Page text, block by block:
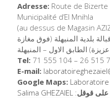
Adresse: Route de
Municipalité d’El Mnihla
(au dessus de Magasin
طريق بنزرت كلم 4,5 قبالة بلدية المنيهلة (فوق مغازة
عزيزة) الطابق الاول – المنيهلة
Tel: 71 555 104 – 26 515
E-mail:
Google Maps:
Salima GHEZAIEL :على قوقل